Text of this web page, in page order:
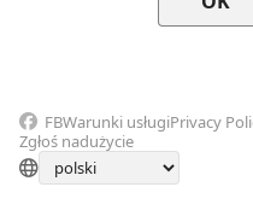
FBWarunki usługiPrivacy
Zgłoś nadużycie